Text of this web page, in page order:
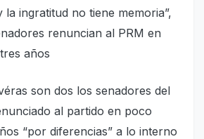
la ingratitud no tiene memoria”,
renuncian al PRM en
años
son dos los senadores del
al partido en poco
“por diferencias” a lo interno